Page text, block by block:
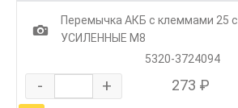
1
Перемычка АКБ с клеммами 25
УСИЛЕННЫЕ М8
5320-3724094
- + 273 ₽